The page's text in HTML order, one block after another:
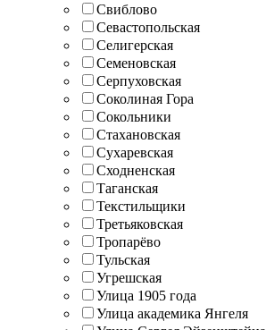
Свиблово
Севастопольская
Селигерская
Семеновская
Серпуховская
Соколиная Гора
Сокольники
Стахановская
Сухаревская
Сходненская
Таганская
Текстильщики
Третьяковская
Тропарёво
Тульская
Угрешская
Улица 1905 года
Улица академика Янгеля